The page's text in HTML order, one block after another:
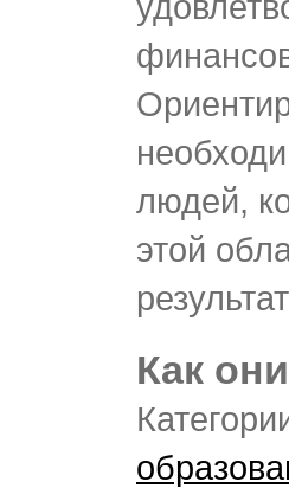
людей,
этой
Как